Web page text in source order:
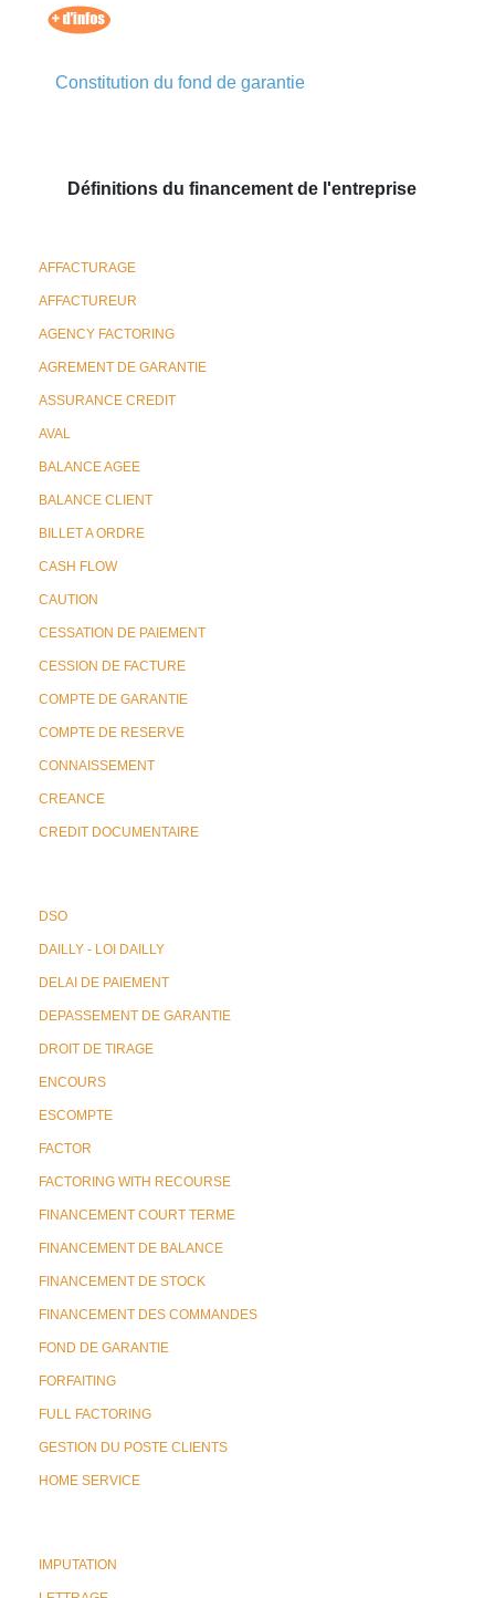
Constitution du fond de garantie
Définitions du financement de l'entreprise
AFFACTURAGE
AFFACTUREUR
AGENCY FACTORING
AGREMENT DE GARANTIE
ASSURANCE CREDIT
AVAL
BALANCE AGEE
BALANCE CLIENT
BILLET A ORDRE
CASH FLOW
CAUTION
CESSATION DE PAIEMENT
CESSION DE FACTURE
COMPTE DE GARANTIE
COMPTE DE RESERVE
CONNAISSEMENT
CREANCE
CREDIT DOCUMENTAIRE
DSO
DAILLY - LOI DAILLY
DELAI DE PAIEMENT
DEPASSEMENT DE GARANTIE
DROIT DE TIRAGE
ENCOURS
ESCOMPTE
FACTOR
FACTORING WITH RECOURSE
FINANCEMENT COURT TERME
FINANCEMENT DE BALANCE
FINANCEMENT DE STOCK
FINANCEMENT DES COMMANDES
FOND DE GARANTIE
FORFAITING
FULL FACTORING
GESTION DU POSTE CLIENTS
HOME SERVICE
IMPUTATION